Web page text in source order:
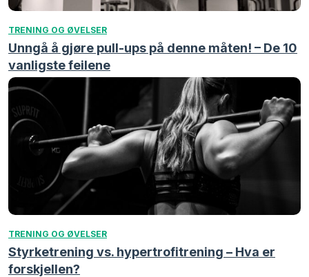
TRENING OG ØVELSER
Unngå å gjøre pull-ups på denne måten! – De 10
vanligste feilene
TRENING OG ØVELSER
Styrketrening vs. hypertrofitrening – Hva er
forskjellen?